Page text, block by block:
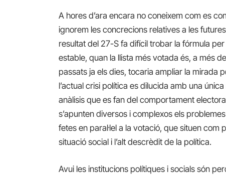
A hores d’ara encara no coneixem com es
ignorem les concrecions relatives a les
resultat del 27-S fa difícil trobar la fórmula
estable, quan la llista més votada és, a més
passats ja els dies, tocaria ampliar la mirada
l’actual crisi política es dilucida amb una
anàlisis que es fan del comportament
s’apunten diversos i complexos els
fetes en paral·lel a la votació, que situen com
situació social i l’alt descrèdit de la política.
Avui les institucions polítiques i socials són